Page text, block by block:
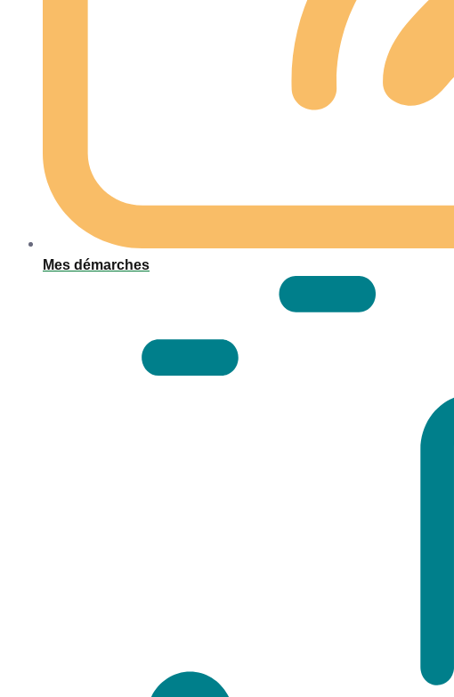
Mes démarches